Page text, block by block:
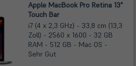
Apple MacBook Pro Retina 13"
Touch Bar
i7 (4 x 2,3 GHz) - 33,8 cm (13,3
Zoll) - 2560 x 1600 - 32 GB
RAM - 512 GB - Mac OS -
Sehr Gut